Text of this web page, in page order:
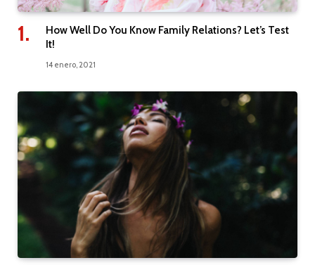
How Well Do You Know Family Relations? Let’s Test
It!
14 enero, 2021